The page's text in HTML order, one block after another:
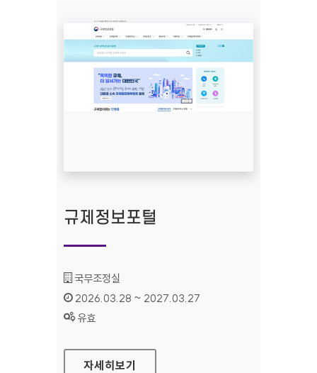
규제정보포털
기관명 :
국무조정실
인증기간 :
2026.03.28 ~ 2027.03.27
상태 :
유효
규제정보포털
자세히보기